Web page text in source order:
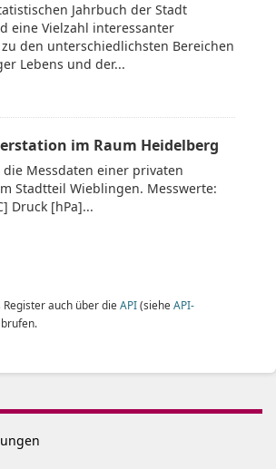
Jahrbuch der Stadt
eine Vielzahl interessanter
den unterschiedlichsten Bereichen
Lebens und der...
im Raum Heidelberg
die Messdaten einer privaten
Stadtteil Wieblingen. Messwerte:
Druck [hPa]...
auch über die API(siehe API-